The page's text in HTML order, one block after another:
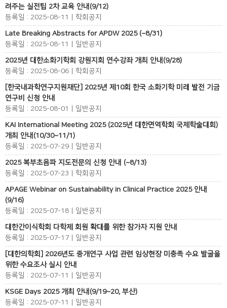
려주는 실전팁 2차 교육 안내(9/12)
등록일 : 2025-08-11 | 학회공지
Late Breaking Abstracts for APDW 2025 (~8/31)
등록일 : 2025-08-11 | 일반공지
2025년 대한소화기학회 강원지회 연수강좌 개최 안내(9/28)
등록일 : 2025-08-06 | 학회공지
[한국내과학연구지원재단] 2025년 제10회 한국 소화기학 미래 발전 기금
연구비 신청 안내
등록일 : 2025-08-01 | 일반공지
KAI International Meeting 2025 (2025년 대한면역학회 국제학술대회)
개최 안내(10/30~11/1)
등록일 : 2025-07-29 | 일반공지
2025 복부초음파 지도전문의 신청 안내 (~8/13)
등록일 : 2025-07-23 | 학회공지
APAGE Webinar on Sustainability in Clinical Practice 2025 안내
(9/16)
등록일 : 2025-07-18 | 일반공지
대한간이식학회 다학제 회원 확대를 위한 참가자 지원 안내
등록일 : 2025-07-17 | 일반공지
[대한의학회] 2026년도 중개연구 사업 관련 임상현장 미충족 수요 발굴을
위한 수요조사 실시 안내
등록일 : 2025-07-11 | 일반공지
KSGE Days 2025 개최 안내(9/19~20, 부산)
등록일 : 2025-07-11 | 일반공지